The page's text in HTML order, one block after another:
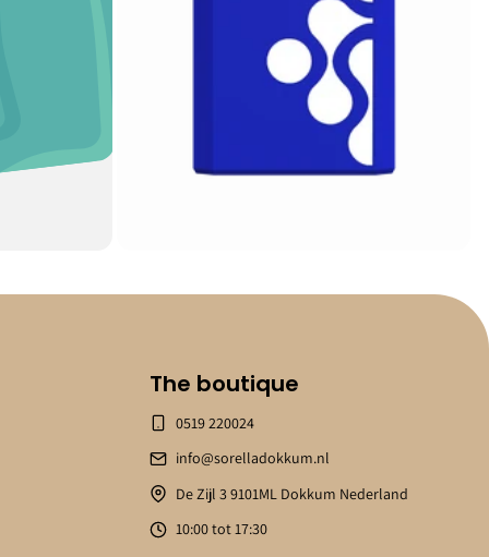
The boutique
0519 220024
info@sorelladokkum.nl
De Zijl 3 9101ML Dokkum Nederland
10:00 tot 17:30